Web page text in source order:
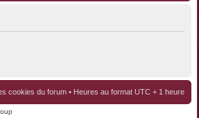
cookies du forum • Heures au format UTC + 1 heure